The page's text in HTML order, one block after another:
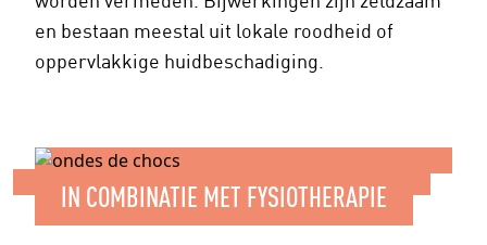
en bestaan meestal uit lokale roodheid of
oppervlakkige huidbeschadiging.
IN COMBINATIE MET FYSIOTHERAPIE